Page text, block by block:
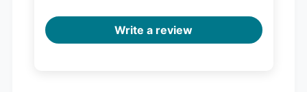
Write a review